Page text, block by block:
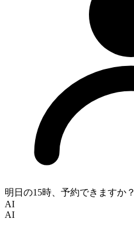
明日の15時、予約できますか？
AI
AI